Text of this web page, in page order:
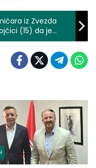
iz Zvezda
(15) da je